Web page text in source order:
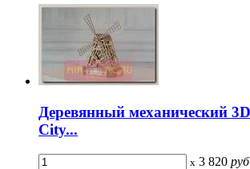
Деревянный механический
City...
x 3 820 руб